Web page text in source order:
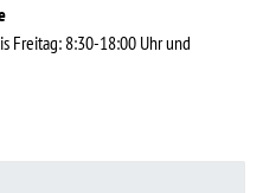
Freitag: 8:30-18:00 Uhr und